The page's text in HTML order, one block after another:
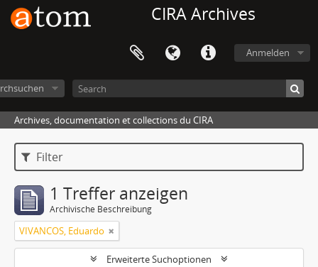
CIRA Archives
Anmelden
Archives, documentation et collections du CIRA
Filter
1 Treffer anzeigen
Archivische Beschreibung
VIVANCOS, Eduardo
Erweiterte Suchoptionen